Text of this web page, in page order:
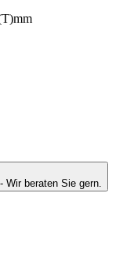
beraten Sie gern.